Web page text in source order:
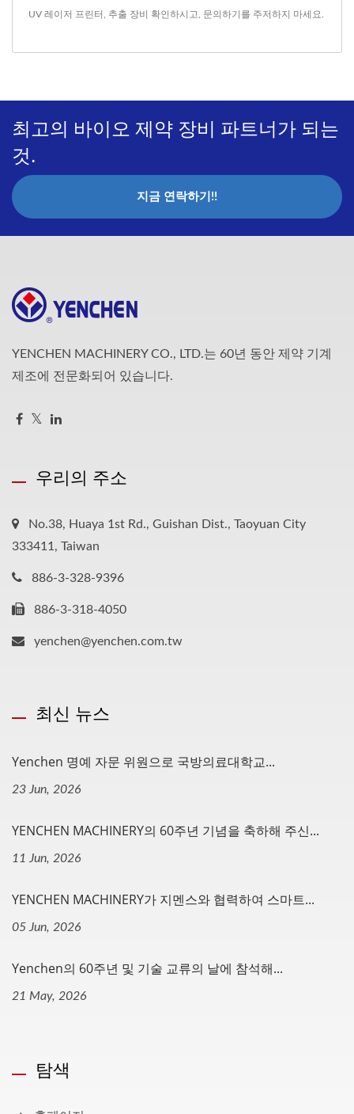
UV 레이저 프린터 추출 장비 확인하시고, 문의하기 를 주저하지 마세요.
최고의 바이오 제약 장비 파트너가 되는
것.
지금 연락하기!!
YENCHEN MACHINERY CO., LTD.는 60년 동안 제약 기계
제조에 전문화되어 있습니다.
우리의 주소
No.38, Huaya 1st Rd., Guishan Dist., Taoyuan City
333411, Taiwan
886-3-328-9396
886-3-318-4050
yenchen@yenchen.com.tw
최신 뉴스
Yenchen 명예 자문 위원으로 국방의료대학교...
23 Jun, 2026
YENCHEN MACHINERY의 60주년 기념을 축하해 주신...
11 Jun, 2026
YENCHEN MACHINERY가 지멘스와 협력하여 스마트...
05 Jun, 2026
Yenchen의 60주년 및 기술 교류의 날에 참석해...
21 May, 2026
탐색